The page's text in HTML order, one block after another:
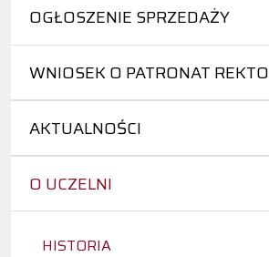
OGŁOSZENIE SPRZEDAŻY
WNIOSEK O PATRONAT
AKTUALNOŚCI
O UCZELNI
HISTORIA